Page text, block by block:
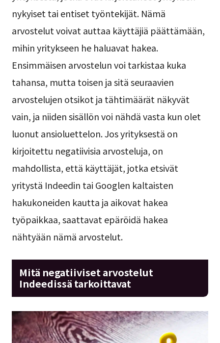
nykyiset tai entiset työntekijät. Nämä
arvostelut voivat auttaa käyttäjiä päättämään,
mihin yritykseen he haluavat hakea.
Ensimmäisen arvostelun voi tarkistaa kuka
tahansa, mutta toisen ja sitä seuraavien
arvostelujen otsikot ja tähtimäärät näkyvät
vain, ja niiden sisällön voi nähdä vasta kun olet
luonut ansioluettelon. Jos yrityksestä on
kirjoitettu negatiivisia arvosteluja, on
mahdollista, että käyttäjät, jotka etsivät
yritystä Indeedin tai Googlen kaltaisten
hakukoneiden kautta ja aikovat hakea
työpaikkaa, saattavat epäröidä hakea
nähtyään nämä arvostelut.
Mitä negatiiviset arvostelut
Indeedissä tarkoittavat